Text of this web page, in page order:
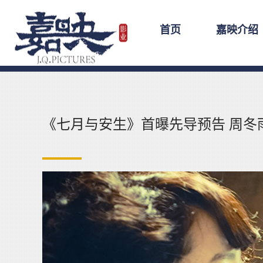
首页 嘉映介绍
《七月与安生》首曝先导预告 周